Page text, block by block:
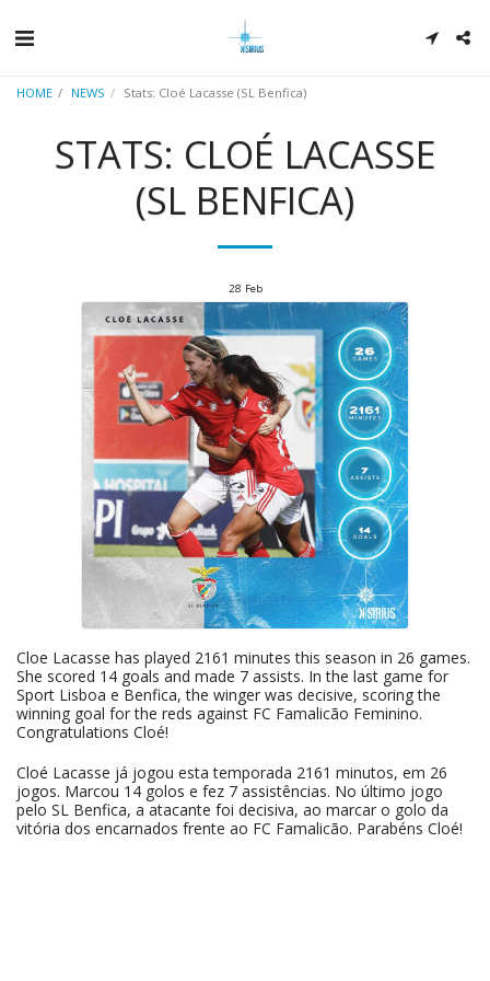
HOME NEWS Stats: Cloé Lacasse (SL Benfica)
STATS: CLOÉ LACASSE
(SL BENFICA)
28 Feb
Cloe Lacasse has played 2161 minutes this season in 26 games.
She scored 14 goals and made 7 assists. In the last game for
Sport Lisboa e Benfica, the winger was decisive, scoring the
winning goal for the reds against FC Famalicão Feminino.
Congratulations Cloé!
Cloé Lacasse já jogou esta temporada 2161 minutos, em 26
jogos. Marcou 14 golos e fez 7 assistências. No último jogo
pelo SL Benfica, a atacante foi decisiva, ao marcar o golo da
vitória dos encarnados frente ao FC Famalicão. Parabéns Cloé!